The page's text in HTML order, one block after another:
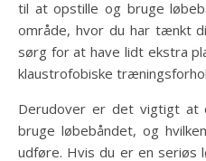
til at opstille og bruge
område, hvor du har tænkt
sørg for at have lidt ekstra
klaustrofobiske
Derudover er det vigtigt at
bruge løbebåndet, og
udføre. Hvis du er en